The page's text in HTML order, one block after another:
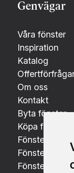
Genvägar
Våra fönster
Inspiration
Katalog
Om oss
Kontakt
Byta fönster
Köpa fönster
Fönsterdörrar
Fönsterbyte i
Fönsterbyte i